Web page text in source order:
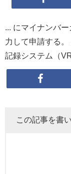
... にマイナンバ
力して申請する
記録システム（
この記事を書